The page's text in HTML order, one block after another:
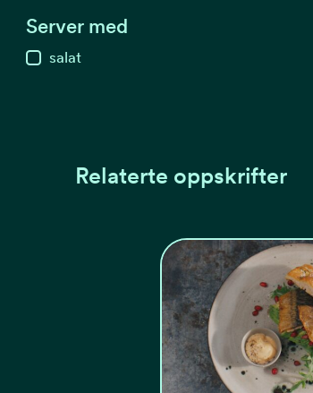
Server med
salat
Relaterte oppskrifter